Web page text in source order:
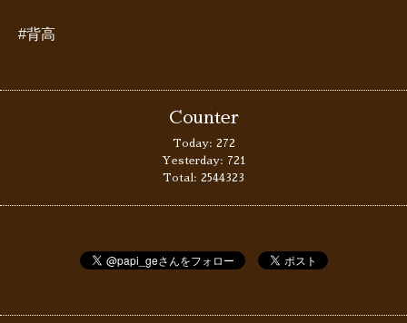
#背高
Counter
Today: 272
Yesterday: 721
Total: 2544323